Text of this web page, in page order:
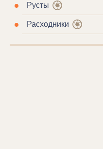
Русты
Расходники